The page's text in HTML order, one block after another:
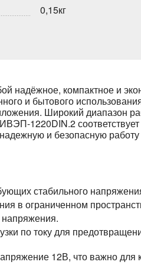
0,15кг
надёжное, компактное и
и бытового
Широкий диапазон
1220DIN.2
и безопасную
стабильного
в ограниченном
по току для
12В, что важно